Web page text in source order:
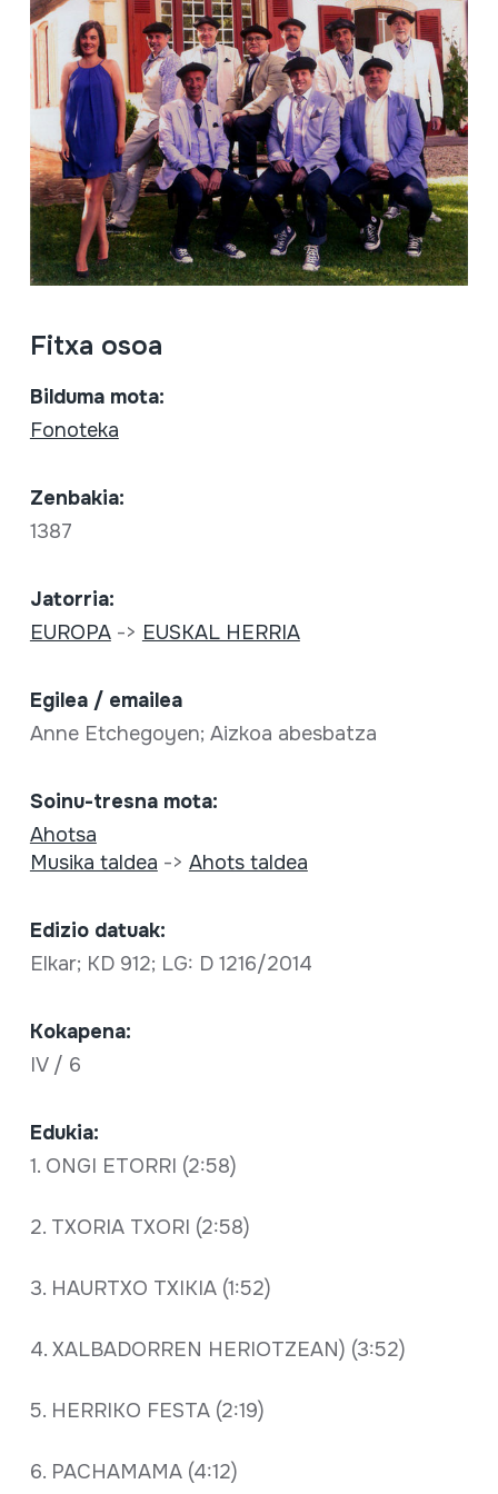
Fitxa osoa
Bilduma mota:
Fonoteka
Zenbakia:
1387
Jatorria:
EUROPA-> EUSKAL HERRIA
Egilea / emailea
Anne Etchegoyen; Aizkoa abesbatza
Soinu-tresna mota:
Ahotsa
Musika taldea -> Ahots taldea
Edizio datuak:
Elkar; KD 912; LG: D 1216/2014
Kokapena:
IV / 6
Edukia:
1. ONGI ETORRI (2:58)
2. TXORIA TXORI (2:58)
3. HAURTXO TXIKIA (1:52)
4. XALBADORREN HERIOTZEAN) (3:52)
5. HERRIKO FESTA (2:19)
6. PACHAMAMA (4:12)